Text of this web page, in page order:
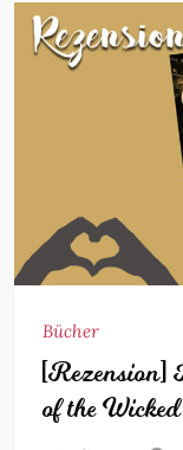
Bücher
[Rezension]
of the